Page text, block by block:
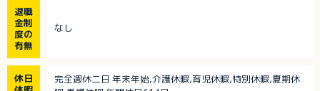
退職
金制
度の
有無
なし
休日
完全週休二日 年末年始,介護休暇,育児休暇,特別休暇,夏期休